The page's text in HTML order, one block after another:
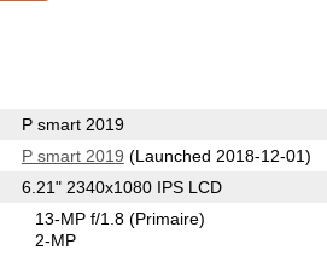
P smart 2019
P smart 2019 (Launched 2018-12-01)
6.21" 2340x1080 IPS LCD
13-MP f/1.8(Primaire)
2-MP